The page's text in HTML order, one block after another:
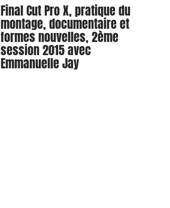
Final Cut Pro X, pratique du
montage, documentaire et
formes nouvelles, 2ème
session 2015 avec
Emmanuelle Jay